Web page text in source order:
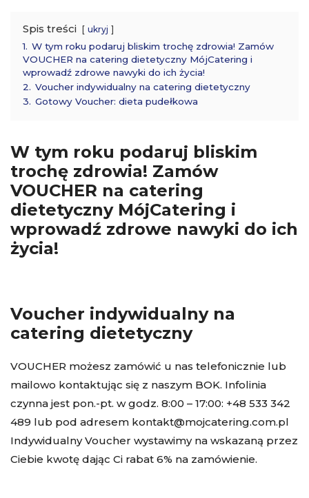
Spis treści ukryj
1. W tym roku podaruj bliskim trochę zdrowia! Zamów
VOUCHER na catering dietetyczny MójCatering i
wprowadź zdrowe nawyki do ich życia!
2. Voucher indywidualny na catering dietetyczny
3. Gotowy Voucher: dieta pudełkowa
W tym roku podaruj bliskim
trochę zdrowia! Zamów
VOUCHER na catering
dietetyczny MójCatering i
wprowadź zdrowe nawyki do ich
życia!
Voucher indywidualny na
catering dietetyczny
VOUCHER możesz zamówić u nas telefonicznie lub
mailowo kontaktując się z naszym BOK. Infolinia
czynna jest pon.-pt. w godz. 8:00 – 17:00: +48 533 342
489 lub pod adresem kontakt@mojcatering.com.pl
Indywidualny Voucher wystawimy na wskazaną przez
Ciebie kwotę dając Ci rabat 6% na zamówienie.